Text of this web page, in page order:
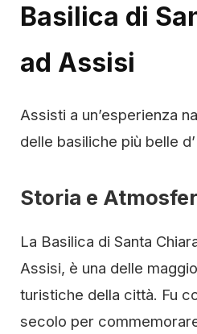
Basilica di
ad Assisi
Assisti a un’esperienza
delle basiliche più belle
Storia e
La Basilica di Santa
Assisi, è una delle
turistiche della città. Fu
secolo per